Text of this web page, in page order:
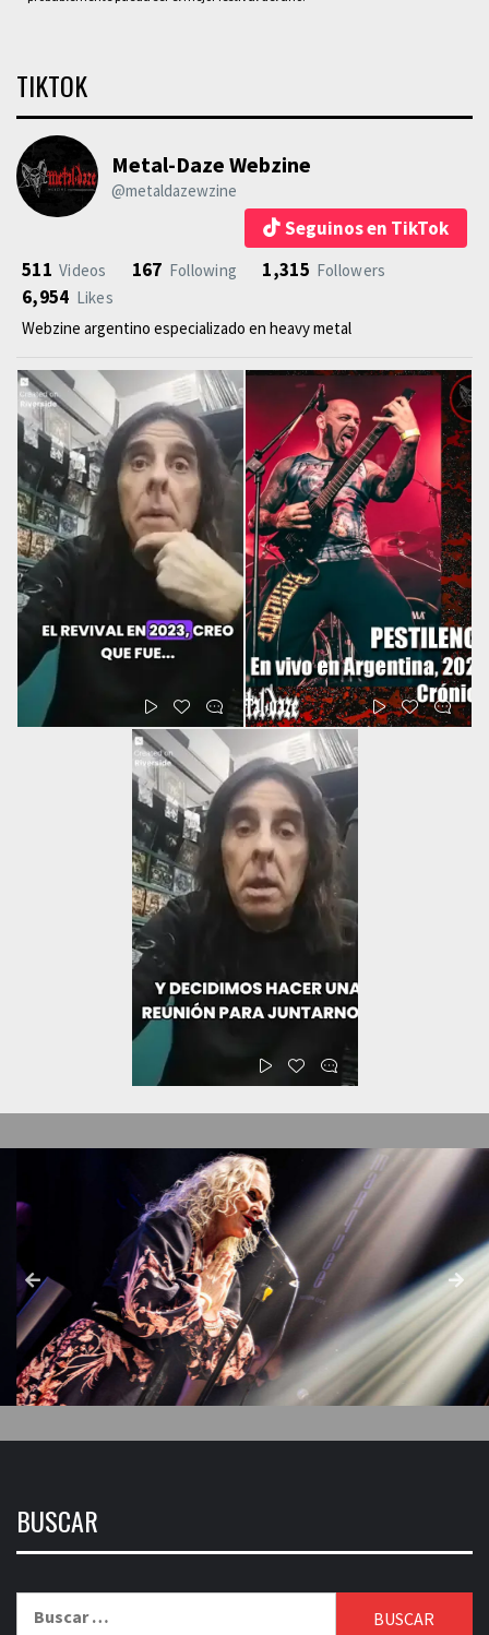
TIKTOK
Metal-Daze Webzine
@metaldazewzine
Seguinos en TikTok
511 Videos 167 Following 1,315 Followers
6,954 Likes
Webzine argentino especializado en heavy metal
BUSCAR